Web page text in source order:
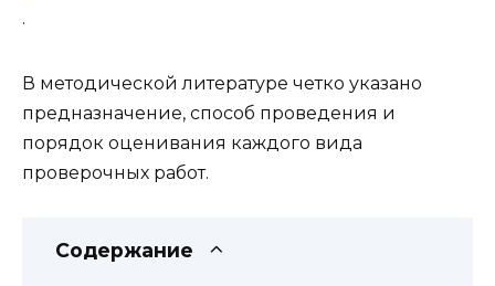
.
В методической литературе четко указано
предназначение, способ проведения и
порядок оценивания каждого вида
проверочных работ.
Содержание